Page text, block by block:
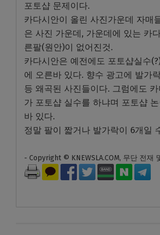
포토샵 문제이다.
카다시안이 올린 사진가운데 자매
은 사진 가운데, 가운데에 있는 카
른팔(원안)이 없어진것.
카다시안은 예전에도 포토샵실수
에 오른바 있다. 향수 광고에 발가
등 왜곡된 사진들이다. 그럼에도
가 포토샵 실수를 하냐며 포토샵
바 있다.
정말 팔이 짧거나 발가락이 6개일
- Copyright © KNEWSLA.COM, 무단 전재